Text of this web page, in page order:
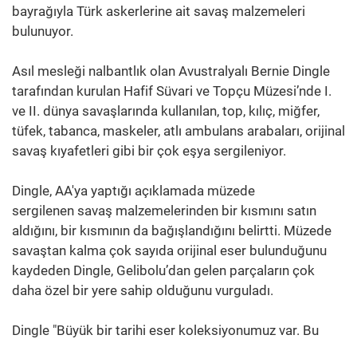
bayrağıyla Türk askerlerine ait savaş malzemeleri
bulunuyor.
Asıl mesleği nalbantlık olan Avustralyalı Bernie Dingle
tarafından kurulan Hafif Süvari ve Topçu Müzesi’nde I.
ve II. dünya savaşlarında kullanılan, top, kılıç, miğfer,
tüfek, tabanca, maskeler, atlı ambulans arabaları, orijinal
savaş kıyafetleri gibi bir çok eşya sergileniyor.
Dingle, AA'ya yaptığı açıklamada müzede
sergilenen savaş malzemelerinden bir kısmını satın
aldığını, bir kısmının da bağışlandığını belirtti. Müzede
savaştan kalma çok sayıda orijinal eser bulunduğunu
kaydeden Dingle, Gelibolu’dan gelen parçaların çok
daha özel bir yere sahip olduğunu vurguladı.
Dingle "Büyük bir tarihi eser koleksiyonumuz var. Bu